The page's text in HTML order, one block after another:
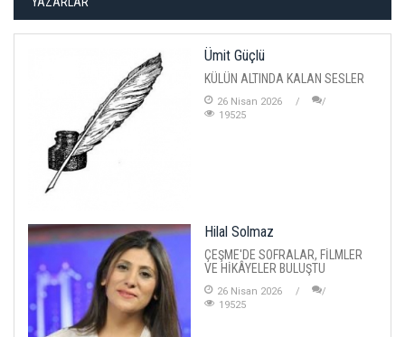
Ümit Güçlü
KÜLÜN ALTINDA KALAN SESLER
26 Nisan 2026
19525
Hilal Solmaz
ÇEŞME'DE SOFRALAR, FİLMLER
VE HİKÂYELER BULUŞTU
26 Nisan 2026
19525